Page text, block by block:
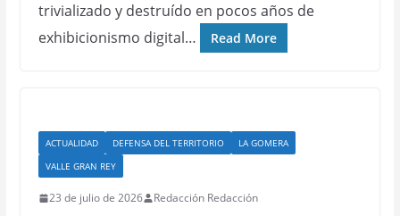
trivializado y destruído en pocos años de
exhibicionismo digital…
Read More
ACTUALIDAD DEFENSA DEL TERRITORIO
LA GOMERA
VALLE GRAN REY
23 de julio de 2026 Redacción Redacción